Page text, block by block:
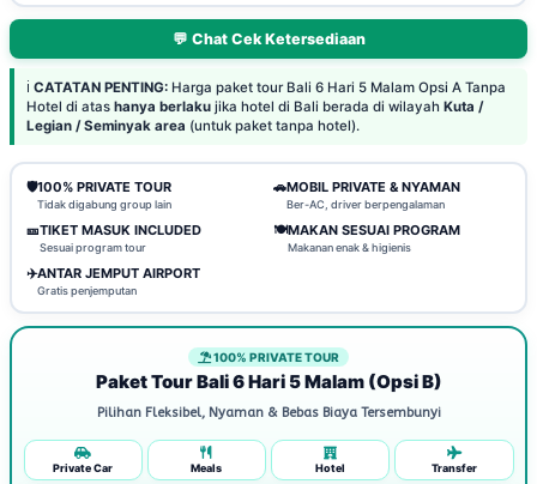
💬 Chat Cek Ketersediaan
ℹ️ CATATAN PENTING: Harga paket tour Bali 6 Hari 5 Malam Opsi A Tanpa
Hotel di atas hanya berlaku jika hotel di Bali berada di wilayah Kuta /
Legian / Seminyak area (untuk paket tanpa hotel).
🛡️100% PRIVATE TOUR
Tidak digabung group lain
🚗MOBIL PRIVATE & NYAMAN
Ber-AC, driver berpengalaman
🎫TIKET MASUK INCLUDED
Sesuai program tour
🍽️MAKAN SESUAI PROGRAM
Makanan enak & higienis
✈️ANTAR JEMPUT AIRPORT
Gratis penjemputan
100% PRIVATE TOUR
Paket Tour Bali 6 Hari 5 Malam (Opsi B)
Pilihan Fleksibel, Nyaman & Bebas Biaya Tersembunyi
Private Car Meals Hotel Transfer